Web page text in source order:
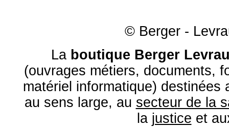
© Berger -
La boutique Berger
(ouvrages métiers, documents,
matériel informatique) destinées
au sens large, au secteur de la
la justice et